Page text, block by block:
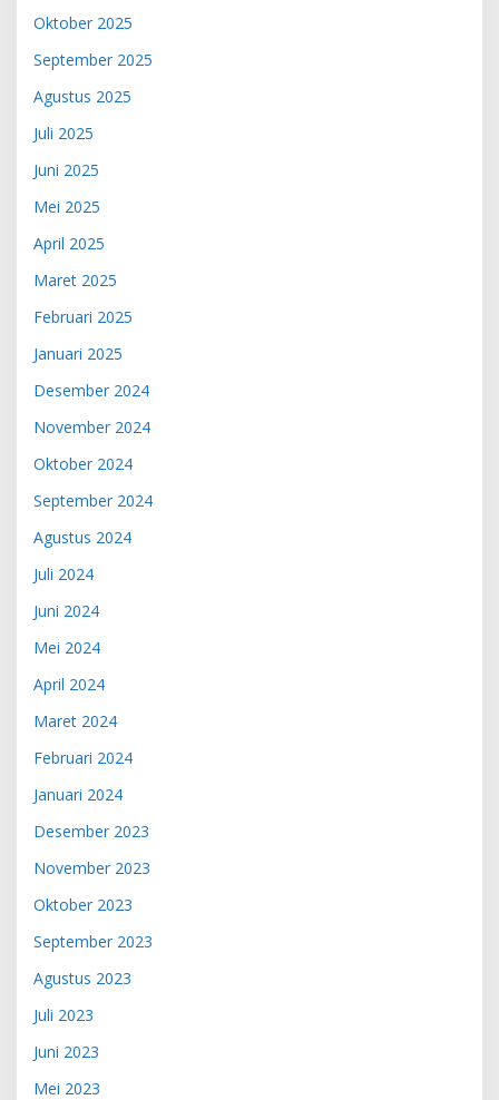
Oktober 2025
September 2025
Agustus 2025
Juli 2025
Juni 2025
Mei 2025
April 2025
Maret 2025
Februari 2025
Januari 2025
Desember 2024
November 2024
Oktober 2024
September 2024
Agustus 2024
Juli 2024
Juni 2024
Mei 2024
April 2024
Maret 2024
Februari 2024
Januari 2024
Desember 2023
November 2023
Oktober 2023
September 2023
Agustus 2023
Juli 2023
Juni 2023
Mei 2023